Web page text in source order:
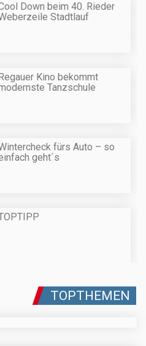
Down beim 40. Rieder
Stadtlauf
Kino bekommt
Tanzschule
fürs Auto – so
geht´s
TOPTHEMEN